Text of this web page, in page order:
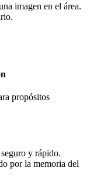
imagen en el área.
propósitos
y rápido.
por la memoria del